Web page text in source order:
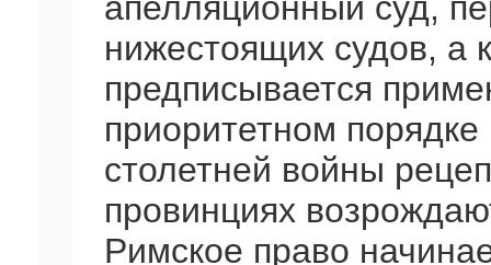
нижестоящих судов, а
предписывается
приоритетном
столетней войны
провинциях
Римское право